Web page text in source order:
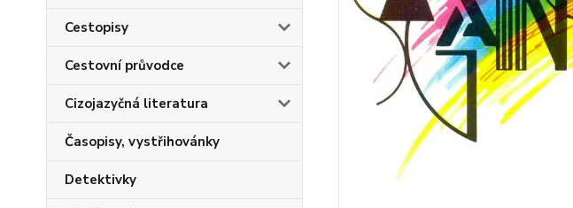
Cestopisy
Cestovní průvodce
Cizojazyčná literatura
Časopisy, vystřihovánky
Detektivky